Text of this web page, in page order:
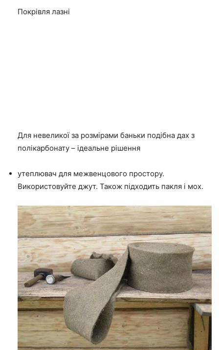
Покрівля лазні
Для невеликої за розмірами баньки подібна дах з
полікарбонату – ідеальне рішення
утеплювач для межвенцового простору.
Використовуйте джут. Також підходить пакля і мох.